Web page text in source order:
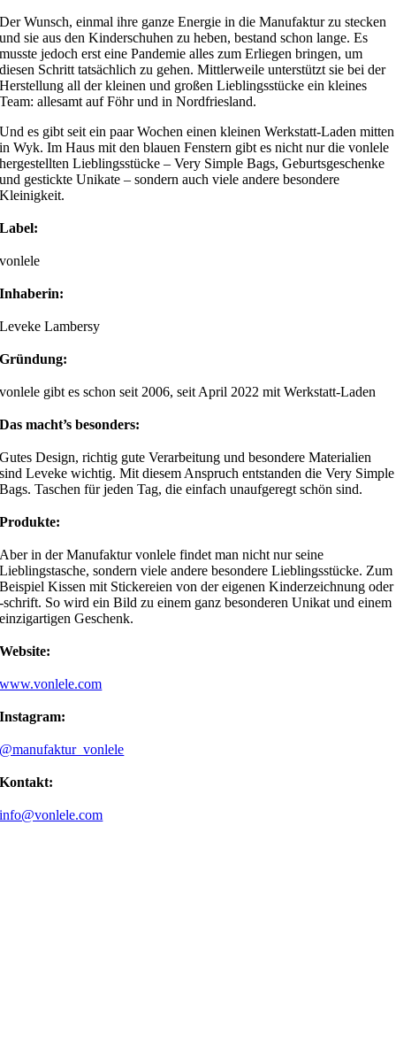
Der Wunsch, einmal ihre ganze Energie in die Manufaktur zu stecken
und sie aus den Kinderschuhen zu heben, bestand schon lange. Es
musste jedoch erst eine Pandemie alles zum Erliegen bringen, um
diesen Schritt tatsächlich zu gehen. Mittlerweile unterstützt sie bei der
Herstellung all der kleinen und großen Lieblingsstücke ein kleines
Team: allesamt auf Föhr und in Nordfriesland.
Und es gibt seit ein paar Wochen einen kleinen Werkstatt-Laden mitten
in Wyk. Im Haus mit den blauen Fenstern gibt es nicht nur die vonlele
hergestellten Lieblingsstücke – Very Simple Bags, Geburtsgeschenke
und gestickte Unikate – sondern auch viele andere besondere
Kleinigkeit.
Label:
vonlele
Inhaberin:
Leveke Lambersy
Gründung:
vonlele gibt es schon seit 2006, seit April 2022 mit Werkstatt-Laden
Das macht’s besonders:
Gutes Design, richtig gute Verarbeitung und besondere Materialien
sind Leveke wichtig. Mit diesem Anspruch entstanden die Very Simple
Bags. Taschen für jeden Tag, die einfach unaufgeregt schön sind.
Produkte:
Aber in der Manufaktur vonlele findet man nicht nur seine
Lieblingstasche, sondern viele andere besondere Lieblingsstücke. Zum
Beispiel Kissen mit Stickereien von der eigenen Kinderzeichnung oder
-schrift. So wird ein Bild zu einem ganz besonderen Unikat und einem
einzigartigen Geschenk.
Website:
www.vonlele.com
Instagram:
@manufaktur_vonlele
Kontakt:
info@vonlele.com